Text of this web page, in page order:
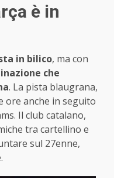
è in
in bilico, ma con
che
. La pista blaugrana,
ore anche in seguito
Il club catalano,
tra cartellino e
sul 27enne,